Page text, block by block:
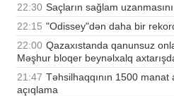
22:30 Saçların sağlam
22:15 "Odissey"dən daha bir
22:00 Qazaxıstanda qanunsuz
Məşhur bloqer beynəlxalq
21:47 Təhsilhaqqının 1500 manat
açıqlama